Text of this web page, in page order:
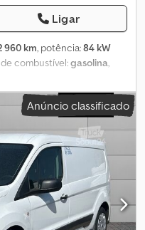
Ligar
960 km, potência:84 kW
de combustível:gasolina
4 500 mm, largura total:
de eixo:2 eixos,
estacionário, ar
para veículos
(ESP), sistema de
3 - Módulo de campismo M:
louças dobrável e
com torneira, gaveta à
2 caixas de armazenamento
Anúncio classificado